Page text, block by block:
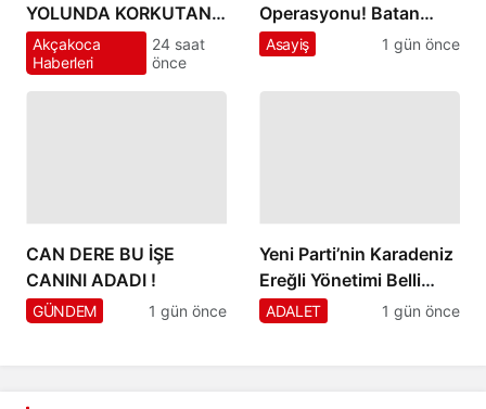
YOLUNDA KORKUTAN
KAZA! TIRLA ÇARPIŞTI,
TAKLA ATTI: 4 YARALI
Akçakoca
Haberleri
24 saat
önce
Operasyonu! Batan
“Kazım” Teknesi
Asayiş 1 gün önce
CAN DERE BU İŞE
CANINI ADADI !
GÜNDEM 1 gün önce
Yeni Parti’nin Karadeniz
Ereğli Yönetimi Belli
Oldu
ADALET 1 gün önce